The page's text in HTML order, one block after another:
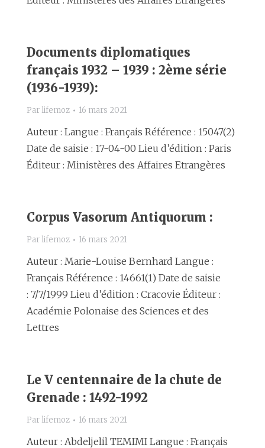
Documents diplomatiques
français 1932 – 1939 : 2ème série
(1936-1939):
Par lifemoz 16 mars 2021
Auteur : Langue : Français Référence : 15047(2)
Date de saisie : 17-04-00 Lieu d’édition : Paris
Éditeur : Ministères des Affaires Etrangères
Corpus Vasorum Antiquorum :
Par lifemoz 16 mars 2021
Auteur : Marie-Louise Bernhard Langue :
Français Référence : 14661(1) Date de saisie
: 7/7/1999 Lieu d’édition : Cracovie Éditeur :
Académie Polonaise des Sciences et des
Lettres
Le V centennaire de la chute de
Grenade : 1492-1992
Par lifemoz 16 mars 2021
Auteur : Abdeljelil TEMIMI Langue : Français